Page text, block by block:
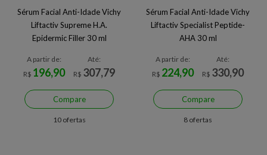
Sérum Facial Anti-Idade Vichy
Liftactiv Supreme H.A.
Epidermic Filler 30 ml
A partir de:
R$ 196,90
Até:
R$ 307,79
Compare
10 ofertas
Sérum Facial Anti-Idade Vichy
Liftactiv Specialist Peptide-
AHA 30 ml
A partir de:
R$ 224,90
Até:
R$ 330,90
Compare
8 ofertas